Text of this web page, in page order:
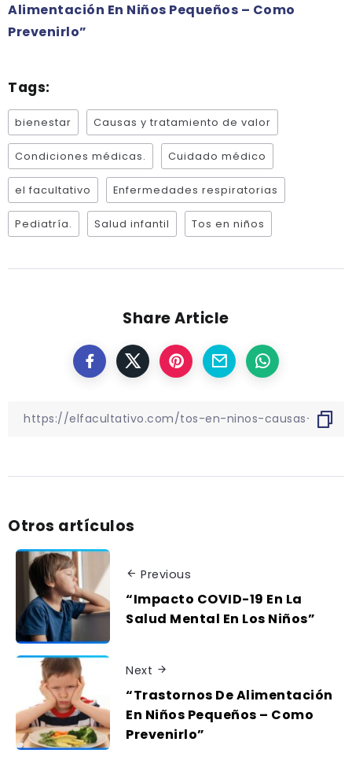
Alimentación En Niños Pequeños – Como
Prevenirlo”
Tags:
bienestar Causas y tratamiento de valor
Condiciones médicas. Cuidado médico
el facultativo Enfermedades respiratorias
Pediatría. Salud infantil Tos en niños
Share Article
Otros artículos
Previous
“Impacto COVID-19 En La
Salud Mental En Los Niños”
Next
“Trastornos De Alimentación
En Niños Pequeños – Como
Prevenirlo”